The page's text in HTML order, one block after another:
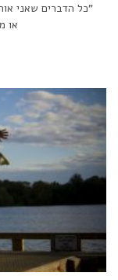
"כל הדברים שאני
או